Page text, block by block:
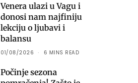
Venera ulazi u Vagu i
donosi nam najfiniju
lekciju o ljubavi i
balansu
01/08/2026 6 MINS READ
Počinje sezona